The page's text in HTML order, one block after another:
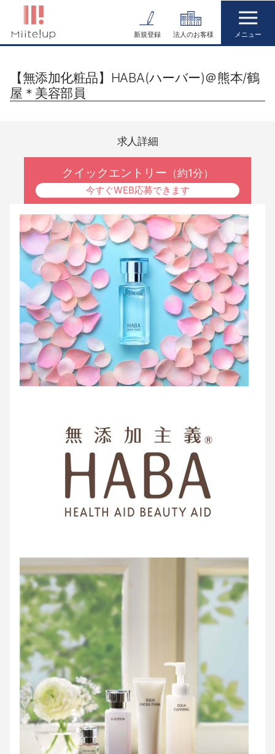
テ
新規登録 法人のお客様
【無添加化粧品】HABA(ハーバー)＠熊本/鶴
屋＊美容部員
求人詳細
クイックエントリー （約1分）
今すぐWEB応募できます